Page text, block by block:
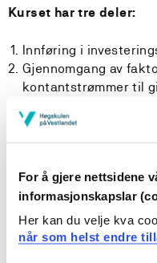
For å gjere nettsidene
informasjonskapslar
Her kan du velje kva
når som helst endre
Kurset har tre deler:
Innføring i
Gjennomgang av
kontantstrømmer til
Praktisk anvendelse
prosjekter.
Læringsutbytte
Læringsutbytte